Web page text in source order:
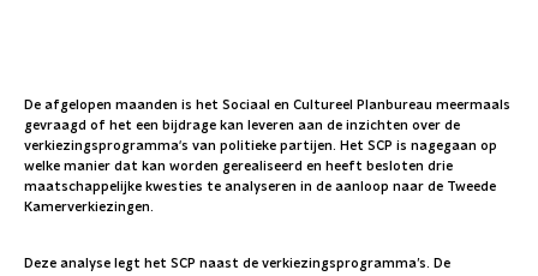
De afgelopen maanden is het Sociaal en Cultureel Planbureau meermaals
gevraagd of het een bijdrage kan leveren aan de inzichten over de
verkiezingsprogramma's van politieke partijen. Het SCP is nagegaan op
welke manier dat kan worden gerealiseerd en heeft besloten drie
maatschappelijke kwesties te analyseren in de aanloop naar de Tweede
Kamerverkiezingen.
Deze analyse legt het SCP naast de verkiezingsprogramma’s. De